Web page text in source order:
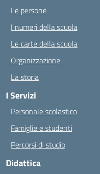
Le persone
I numeri della scuola
Le carte della scuola
Organizzazione
La storia
I Servizi
Personale scolastico
Famiglie e studenti
Percorsi di studio
Didattica